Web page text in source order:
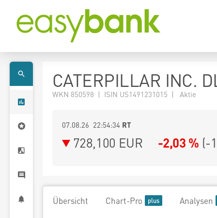
CATERPILLAR INC.
WKN 850598 | ISIN US1491231015 | Aktie
07.08.26 22:54:34 RT
728,100 EUR -2,03 % (-
Übersicht Chart-Pro Analysen